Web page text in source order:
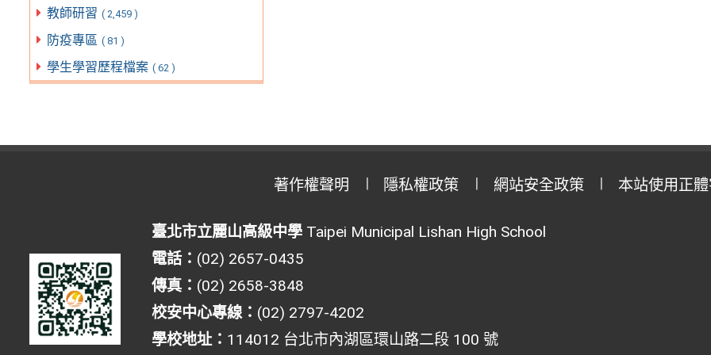
教師研習 ( 2,459 )
防疫專區 ( 81 )
學生學習歷程檔案 ( 62 )
著作權聲明 隱私權政策 網站安全政策 本站使用正
臺北市立麗山高級中學Taipei Municipal Lishan High School
電話： (02) 2657-0435
傳真： (02) 2658-3848
校安中心專線： (02) 2797-4202
學校地址： 114012 台北市內湖區環山路二段 100 號